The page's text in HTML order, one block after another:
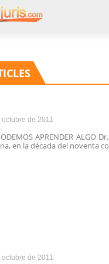
octubre de 2011
APRENDER ALGO
en la década del noventa
octubre de 2011